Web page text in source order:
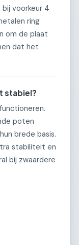
voorkeur 4
ring
om de plaat
dat het
stabiel?
poten
brede basis.
stabiliteit en
bij zwaardere